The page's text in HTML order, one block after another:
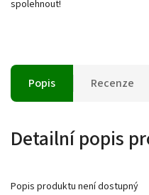
spolehnout!
Popis Recenze
Detailní popis
Popis produktu není dostupný